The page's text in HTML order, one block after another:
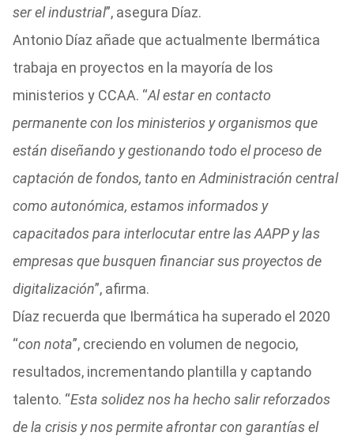
ser el industrial”, asegura Díaz.
Antonio Díaz añade que actualmente Ibermática
trabaja en proyectos en la mayoría de los
ministerios y CCAA. “Al estar en contacto
permanente con los ministerios y organismos que
están diseñando y gestionando todo el proceso de
captación de fondos, tanto en Administración central
como autonómica, estamos informados y
capacitados para interlocutar entre las AAPP y las
empresas que busquen financiar sus proyectos de
digitalización”, afirma.
Díaz recuerda que Ibermática ha superado el 2020
“con nota”, creciendo en volumen de negocio,
resultados, incrementando plantilla y captando
talento. “Esta solidez nos ha hecho salir reforzados
de la crisis y nos permite afrontar con garantías el